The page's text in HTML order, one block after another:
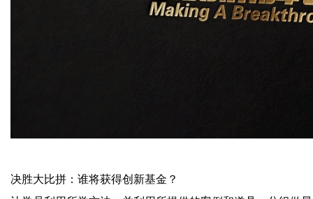
决胜大比拼：谁将获得创新基金？